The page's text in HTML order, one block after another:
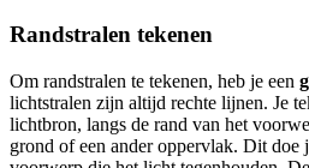
Randstralen tekenen
Om randstralen te tekenen, heb je een
lichtstralen zijn altijd rechte lijnen. Je
lichtbron, langs de rand van het
grond of een ander oppervlak. Dit doe